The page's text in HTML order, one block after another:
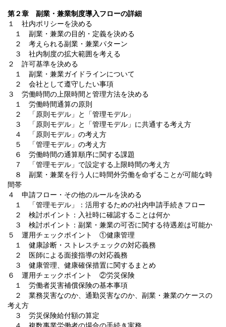
第２章 副業・兼業制度導入フローの詳細
１ 社内ポリシーを決める
１ 副業・兼業の目的・定義を決める
２ 考えられる副業・兼業パターン
３ 社内制度の拡大範囲を考える
２ 許可基準を決める
１ 副業・兼業ガイドラインについて
２ 会社として遵守したい事項
３ 労働時間の上限時間と管理方法を決める
１ 労働時間通算の原則
２ 「原則モデル」と「管理モデル」
３ 「原則モデル」と「管理モデル」に共通する考え方
４ 「原則モデル」の考え方
５ 「管理モデル」の考え方
６ 労働時間の通算順序に関する課題
７ 「管理モデル」で設定する上限時間の考え方
８ 副業・兼業を行う人に時間外労働を命ずることが可能な時
間帯
４ 申請フロー・その他のルールを決める
１ 「管理モデル」：活用するための社内申請手続きフロー
２ 検討ポイント：入社時に確認することは何か
３ 検討ポイント：副業・兼業の可否に関する待遇差は可能か
５ 運用チェックポイント ①健康管理
１ 健康診断・ストレスチェックの対応義務
２ 医師による面接指導の対応義務
３ 健康管理、健康確保措置に関するまとめ
６ 運用チェックポイント ②労災保険
１ 労働者災害補償保険の基本事項
２ 業務災害なのか、通勤災害なのか、副業・兼業のケースの
考え方
３ 労災保険給付額の算定
４ 複数事業労働者の場合の手続き実務